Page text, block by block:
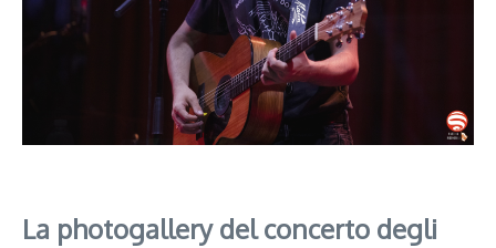
La photogallery del concerto degli